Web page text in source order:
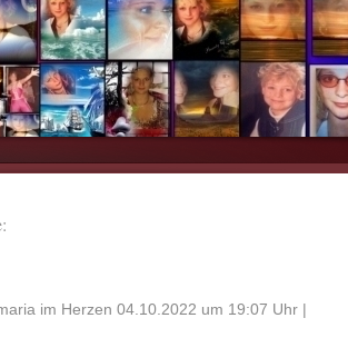
im Herzen 04.10.2022 um 19:07 Uhr |